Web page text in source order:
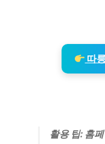
따
활용 팁: 홈